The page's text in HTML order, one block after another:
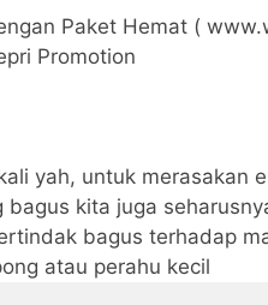
Paket Hemat (
Promotion
yah, untuk merasakan
kita juga
bagus terhadap
atau perahu kecil